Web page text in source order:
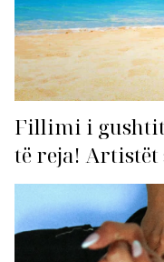
Fillimi i gushtit
të reja!
për hitin e